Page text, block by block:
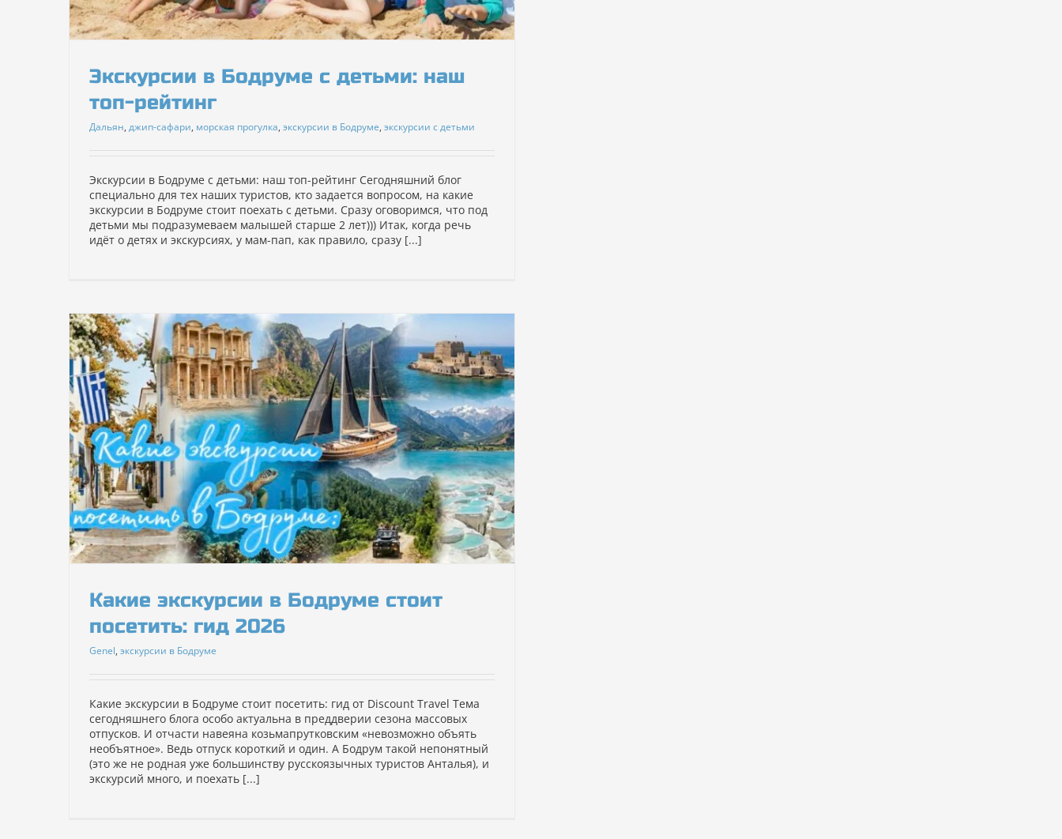
Экскурсии в Бодруме с детьми: наш
топ-рейтинг
Дальян, джип-сафари, морская прогулка, экскурсии в Бодруме, экскурсии с детьми
Экскурсии в Бодруме с детьми: наш топ-рейтинг Сегодняшний блог
специально для тех наших туристов, кто задается вопросом, на какие
экскурсии в Бодруме стоит поехать с детьми. Сразу оговоримся, что под
детьми мы подразумеваем малышей старше 2 лет))) Итак, когда речь
идёт о детях и экскурсиях, у мам-пап, как правило, сразу [...]
Какие экскурсии в Бодруме стоит
посетить: гид 2026
Genel, экскурсии в Бодруме
Какие экскурсии в Бодруме стоит посетить: гид от Discount Travel Тема
сегодняшнего блога особо актуальна в преддверии сезона массовых
отпусков. И отчасти навеяна козьмапрутковским «невозможно объять
необъятное». Ведь отпуск короткий и один. А Бодрум такой непонятный
(это же не родная уже большинству русскоязычных туристов Анталья), и
экскурсий много, и поехать [...]